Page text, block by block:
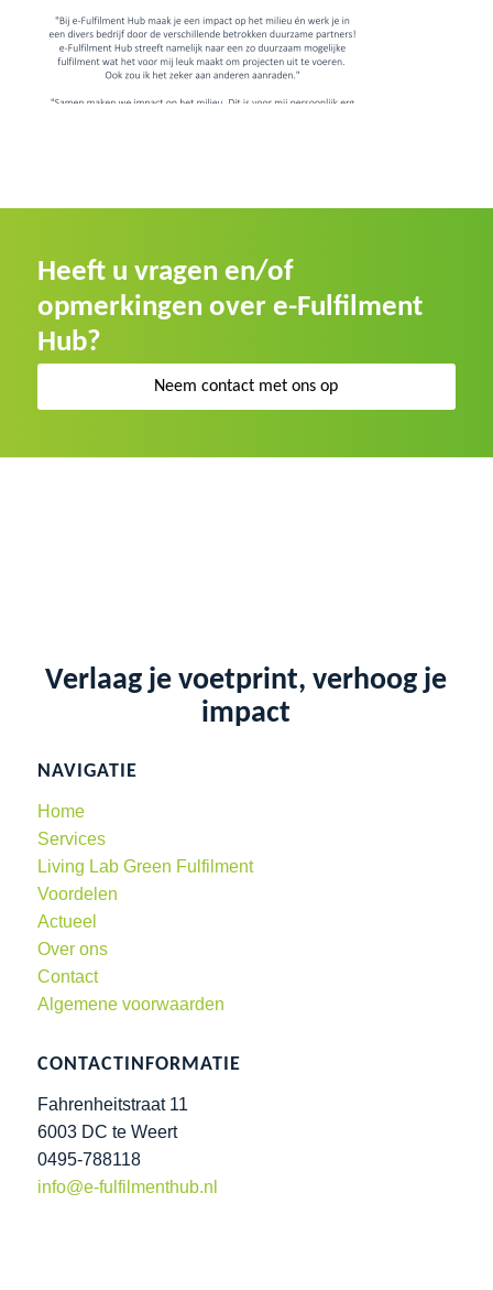
Heeft u vragen en/of
opmerkingen over e-Fulfilment
Hub?
Neem contact met ons op
Verlaag je voetprint, verhoog je
impact
NAVIGATIE
Home
Services
Living Lab Green Fulfilment
Voordelen
Actueel
Over ons
Contact
Algemene voorwaarden
CONTACTINFORMATIE
Fahrenheitstraat 11
6003 DC te Weert
0495-788118
info@e-fulfilmenthub.nl